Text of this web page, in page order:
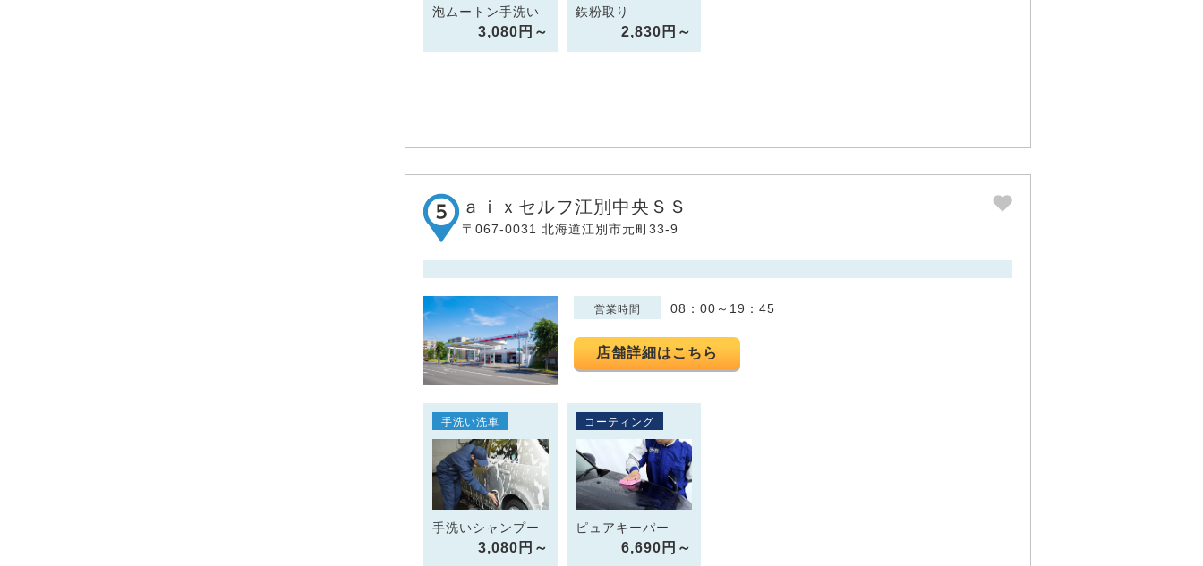
泡ムートン手洗い
3,080円～
鉄粉取り
2,830円～
ａｉｘセルフ江別中央ＳＳ
〒067-0031 北海道江別市元町33-9
営業時間 08：00～19：45
店舗詳細はこちら
手洗い洗車
手洗いシャンプー
3,080円～
コーティング
ピュアキーパー
6,690円～